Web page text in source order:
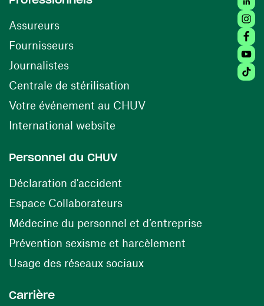
Assureurs
Fournisseurs(opens in a new window)
Journalistes
Centrale de stérilisation (opens in a new window)
Votre événement au CHUV(opens in a new
International website
Personnel du CHUV
Déclaration d'accident
Espace Collaborateurs(opens in a new window)
Médecine du personnel et d’entreprise
Prévention sexisme et harcèlement
Usage des réseaux sociaux(opens in a new
Carrière